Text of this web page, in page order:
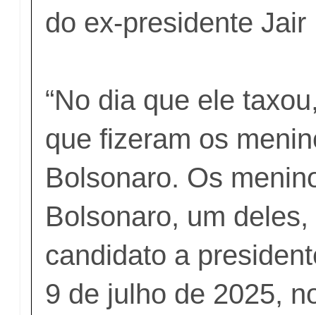
do ex-presidente
“No dia que ele
que fizeram os
Bolsonaro. Os
Bolsonaro, um
candidato a
9 de julho de 2025,